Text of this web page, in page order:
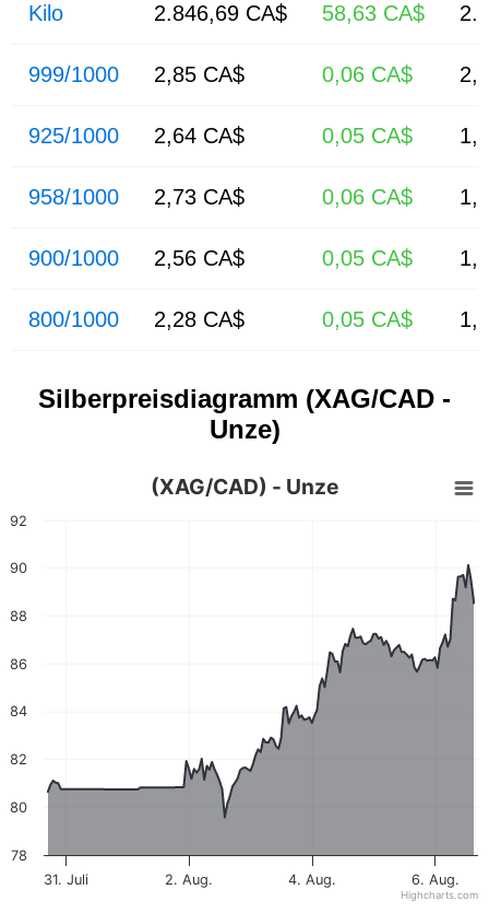
Kilo 2.846,69 CA$ 58,63 CA$
999/1000 2,85 CA$ 0,06 CA$
925/1000 2,64 CA$ 0,05 CA$
958/1000 2,73 CA$ 0,06 CA$
900/1000 2,56 CA$ 0,05 CA$
800/1000 2,28 CA$ 0,05 CA$
Silberpreisdiagramm (XAG/CAD -
Unze)
(XAG/CAD) - Unze
31. Juli 2. Aug. 4. Aug. 6. Aug.
78
80
82
84
86
88
90
92
Highcharts.com